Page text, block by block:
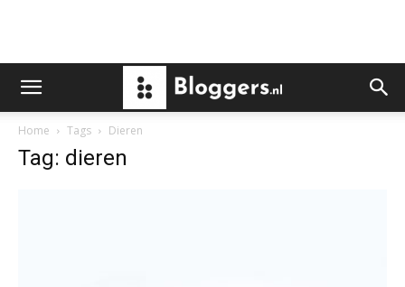
Home Tags Dieren
Tag: dieren